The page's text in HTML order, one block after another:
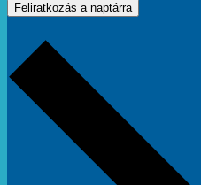
Feliratkozás a naptárra